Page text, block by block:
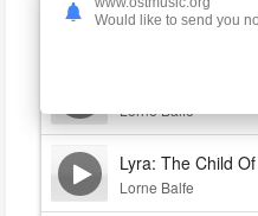
His Dark Materials
Lorne Balfe
Lyra: The Child
Lorne Balfe
Would like to send you